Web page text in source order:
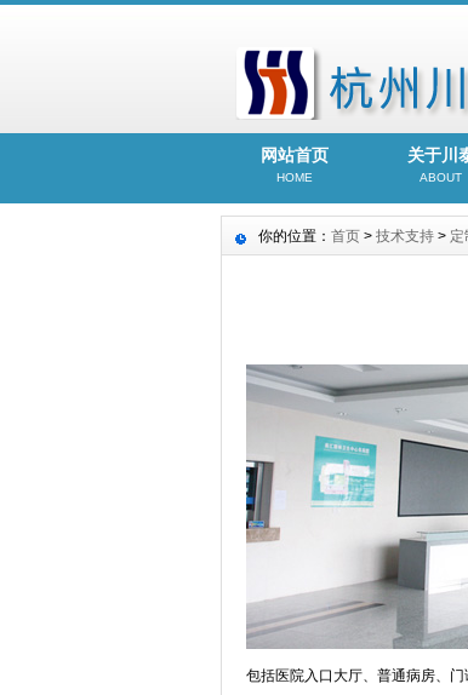
网站首页
HOME
关于川
ABOUT
你的位置： 首页 > 技术支持 > 定
包括医院入口大厅、普通病房、